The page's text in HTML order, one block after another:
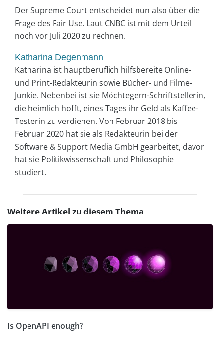
Der Supreme Court entscheidet nun also über die
Frage des Fair Use. Laut CNBC ist mit dem Urteil
noch vor Juli 2020 zu rechnen.
Katharina Degenmann
Katharina ist hauptberuflich hilfsbereite Online-
und Print-Redakteurin sowie Bücher- und Filme-
Junkie. Nebenbei ist sie Möchtegern-Schriftstellerin,
die heimlich hofft, eines Tages ihr Geld als Kaffee-
Testerin zu verdienen. Von Februar 2018 bis
Februar 2020 hat sie als Redakteurin bei der
Software & Support Media GmbH gearbeitet, davor
hat sie Politikwissenschaft und Philosophie
studiert.
Weitere Artikel zu diesem Thema
Is OpenAPI enough?